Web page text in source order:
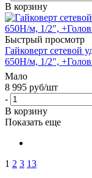
В корзину
Быстрый просмотр
Гайковерт сетевой
650Н/м, 1/2",
Мало
8 995 руб/шт
-
В корзину
Показать еще
1 2 3 13